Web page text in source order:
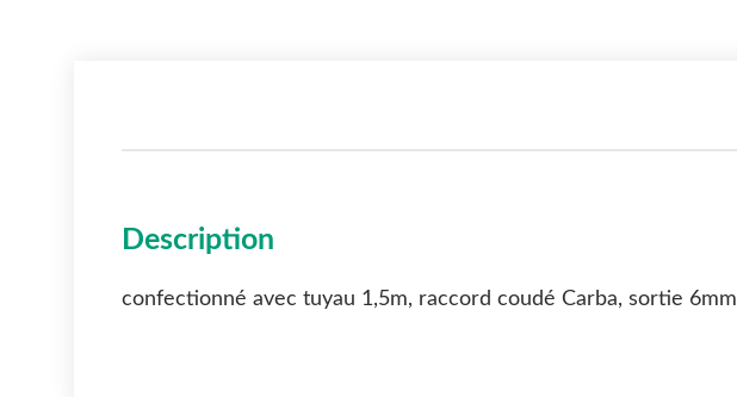
Description
confectionné avec tuyau 1,5m, raccord coudé Carba, sortie 6mm